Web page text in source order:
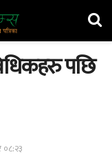
पछि
०८:२३